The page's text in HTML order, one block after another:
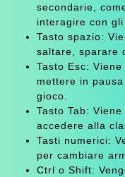
secondarie,
interagire con gli
Tasto spazio:
saltare, sparare
Tasto Esc:
mettere in
gioco.
Tasto Tab:
accedere alla
Tasti numerici:
per cambiare
Ctrl o Shift: